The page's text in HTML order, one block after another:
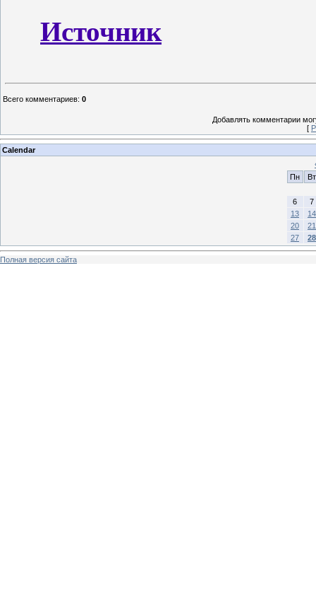
Источник
Всего комментариев: 0
Добавлять комментарии
[
Calendar
Пн
Вт
6
7
13
14
20
21
27
28
Полная версия сайта